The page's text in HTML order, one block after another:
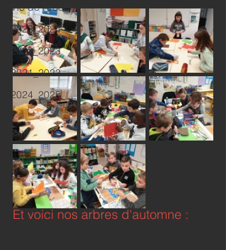
Vie de l'école
2023_2024
2022_2023
2021_2022
2024_2025
Et voici nos arbres d'automne :